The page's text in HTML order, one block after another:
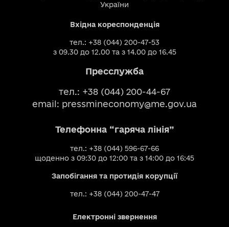
України
Вхідна кореспонденція
тел.: +38 (044) 200-47-53
з 09.30 до 12.00 та з 14.00 до 16.45
Пресслужба
тел.: +38 (044) 200-44-67
email: pressmineconomy@me.gov.ua
Телефонна “гаряча лінія”
тел.: +38 (044) 596-67-66
щоденно з 09:30 до 12:00 та з 14:00 до 16:45
Запобігання та протидія корупції
тел.: +38 (044) 200-47-47
Електронні звернення